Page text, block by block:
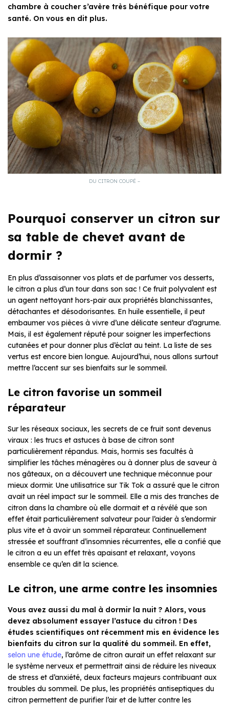
chambre à coucher s’avère très bénéfique pour votre
santé. On vous en dit plus.
DU CITRON COUPÉ –
Pourquoi conserver un citron sur
sa table de chevet avant de
dormir ?
En plus d’assaisonner vos plats et de parfumer vos desserts,
le citron a plus d’un tour dans son sac ! Ce fruit polyvalent est
un agent nettoyant hors-pair aux propriétés blanchissantes,
détachantes et désodorisantes. En huile essentielle, il peut
embaumer vos pièces à vivre d’une délicate senteur d’agrume.
Mais, il est également réputé pour soigner les imperfections
cutanées et pour donner plus d’éclat au teint. La liste de ses
vertus est encore bien longue. Aujourd’hui, nous allons surtout
mettre l’accent sur ses bienfaits sur le sommeil.
Le citron favorise un sommeil
réparateur
Sur les réseaux sociaux, les secrets de ce fruit sont devenus
viraux : les trucs et astuces à base de citron sont
particulièrement répandus. Mais, hormis ses facultés à
simplifier les tâches ménagères ou à donner plus de saveur à
nos gâteaux, on a découvert une technique méconnue pour
mieux dormir. Une utilisatrice sur Tik Tok a assuré que le citron
avait un réel impact sur le sommeil. Elle a mis des tranches de
citron dans la chambre où elle dormait et a révélé que son
effet était particulièrement salvateur pour l’aider à s’endormir
plus vite et à avoir un sommeil réparateur. Continuellement
stressée et souffrant d’insomnies récurrentes, elle a confié que
le citron a eu un effet très apaisant et relaxant, voyons
ensemble ce qu’en dit la science.
Le citron, une arme contre les insomnies
Vous avez aussi du mal à dormir la nuit ? Alors, vous
devez absolument essayer l’astuce du citron ! Des
études scientifiques ont récemment mis en évidence les
bienfaits du citron sur la qualité du sommeil. En effet,
selon une étude, l’arôme de citron aurait un effet relaxant sur
le système nerveux et permettrait ainsi de réduire les niveaux
de stress et d’anxiété, deux facteurs majeurs contribuant aux
troubles du sommeil. De plus, les propriétés antiseptiques du
citron permettent de purifier l’air et de lutter contre les